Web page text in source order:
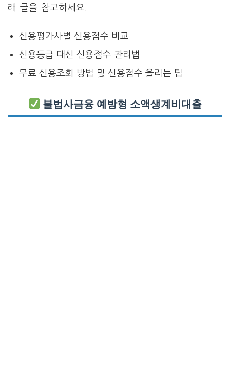
래 글을 참고하세요.
신용평가사별 신용점수 비교
신용등급 대신 신용점수 관리법
무료 신용조회 방법 및 신용점수 올리는 팁
불법사금융 예방형 소액생계비대출